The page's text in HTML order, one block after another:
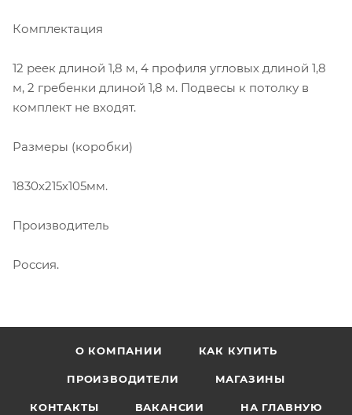
Комплектация
12 реек длиной 1,8 м, 4 профиля угловых длиной 1,8
м, 2 гребенки длиной 1,8 м. Подвесы к потолку в
комплект не входят.
Размеры (коробки)
1830х215х105мм.
Производитель
Россия.
О КОМПАНИИ КАК КУПИТЬ
ПРОИЗВОДИТЕЛИ МАГАЗИНЫ
КОНТАКТЫ ВАКАНСИИ НА ГЛАВНУЮ